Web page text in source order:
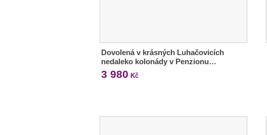
Dovolená v krásných Luhačovicích
nedaleko kolonády v Penzionu…
3 980 Kč